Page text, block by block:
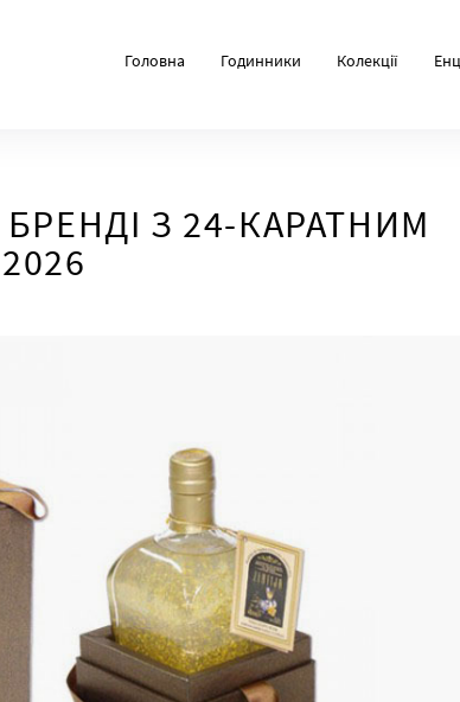
Головна Годинники Колекції
З 24-КАРАТНИМ